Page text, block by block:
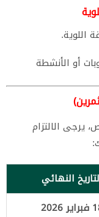
اللوية.
أو الأنشطة
يرجى الالتزام
النهائي
2026